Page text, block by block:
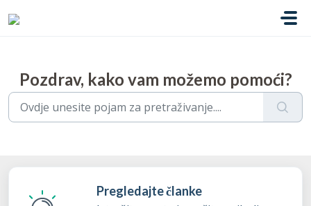
Pozdrav, kako vam možemo pomoći?
Pregledajte članke